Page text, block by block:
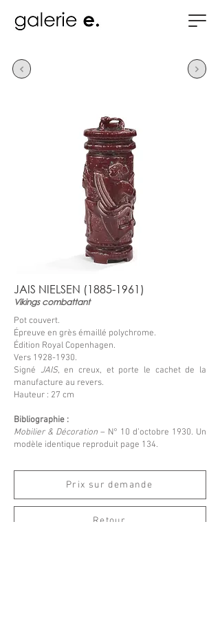
JAIS NIELSEN (1885-1961)
Vikings combattant
Pot couvert.
Épreuve en grès émaillé polychrome.
Édition Royal Copenhagen.
Vers 1928-1930.
Signé JAIS, en creux, et porte le cachet de la
manufacture au revers.
Hauteur : 27 cm
Bibliographie :
Mobilier & Décoration – N° 10 d’octobre 1930. Un
modèle identique reproduit page 134.
Prix sur demande
Retour